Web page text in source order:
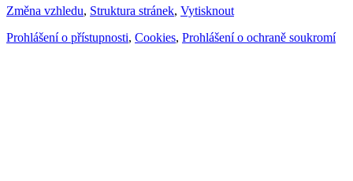
Změna vzhledu, Struktura stránek, Vytisknout
Prohlášení o přístupnosti, Cookies, Prohlášení o ochraně soukromí